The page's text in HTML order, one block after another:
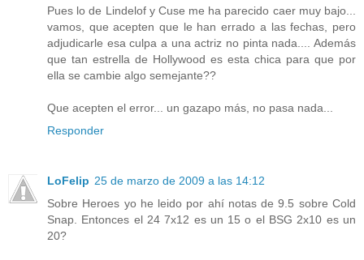
Pues lo de Lindelof y Cuse me ha parecido caer muy bajo...
vamos, que acepten que le han errado a las fechas, pero
adjudicarle esa culpa a una actriz no pinta nada.... Además
que tan estrella de Hollywood es esta chica para que por
ella se cambie algo semejante??
Que acepten el error... un gazapo más, no pasa nada...
Responder
LoFelip 25 de marzo de 2009 a las 14:12
Sobre Heroes yo he leido por ahí notas de 9.5 sobre Cold
Snap. Entonces el 24 7x12 es un 15 o el BSG 2x10 es un
20?